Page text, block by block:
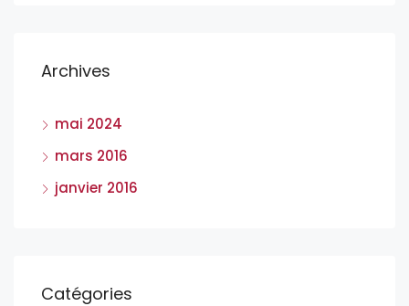
Archives
mai 2024
mars 2016
janvier 2016
Catégories